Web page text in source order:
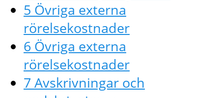
5 Övriga externa
rörelsekostnader
6 Övriga externa
rörelsekostnader
7 Avskrivningar och